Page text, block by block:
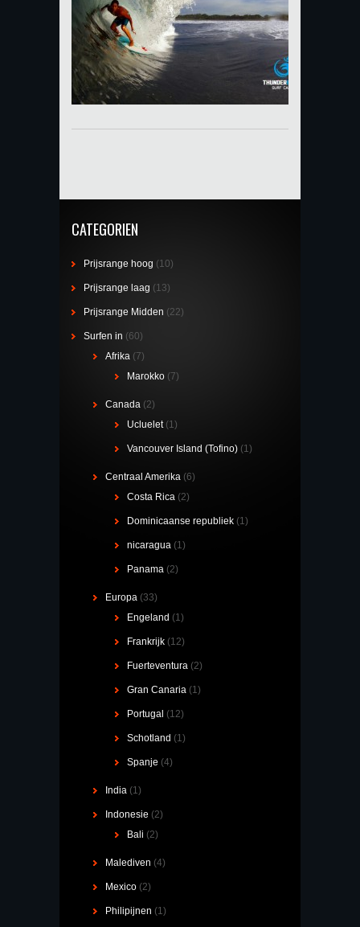
CATEGORIEN
Prijsrange hoog (10)
Prijsrange laag (13)
Prijsrange Midden (22)
Surfen in (60)
Afrika (7)
Marokko (7)
Canada (2)
Ucluelet(1)
Vancouver Island (Tofino) (1)
Centraal Amerika (6)
Costa Rica (2)
Dominicaanse republiek (1)
nicaragua (1)
Panama (2)
Europa (33)
Engeland (1)
Frankrijk (12)
Fuerteventura (2)
Gran Canaria (1)
Portugal (12)
Schotland (1)
Spanje (4)
India (1)
Indonesie (2)
Bali (2)
Malediven (4)
Mexico (2)
Philipijnen (1)